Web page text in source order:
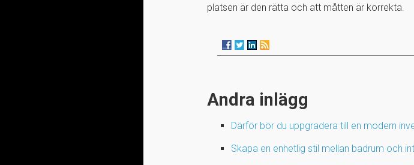
platsen är den rätta och att måtten är korrekta.
Andra inlägg
Därför bör du uppgradera till en modern
Skapa en enhetlig stil mellan badrum och